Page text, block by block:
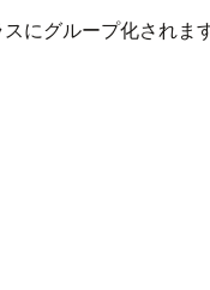
スにグループ化されます